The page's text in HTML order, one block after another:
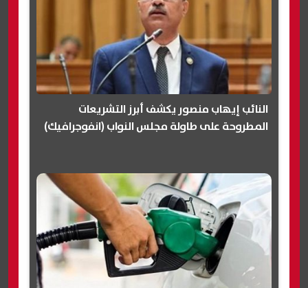
النائب إيهاب منصور يكشف أبرز التشريعات
المطروحة على طاولة مجلس النواب (انفوجرافيك)